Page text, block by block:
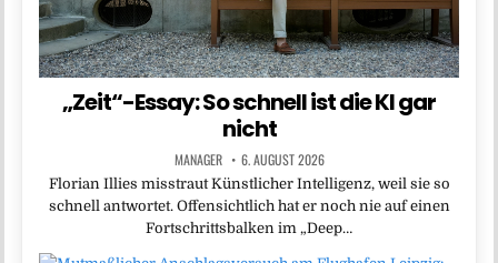
„Zeit“-Essay: So schnell ist die KI gar
nicht
MANAGER 6. AUGUST 2026
Florian Illies misstraut Künstlicher Intelligenz, weil sie so
schnell antwortet. Offensichtlich hat er noch nie auf einen
Fortschrittsbalken im „Deep…